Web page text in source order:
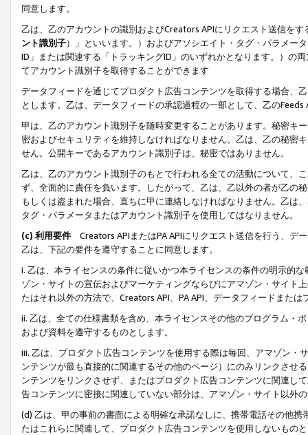
同意します。
乙は、乙のアカウントの識別およびCreators APIにリクエスト送信を
ント識別子）」といいます。）およびアソシエイト・タグ・パラメー
ID」または関連する「トラッキングID」のいずれかとなります。）の
てアカウント識別子を取得することができます
データフィードを通じてプロダクト広告コンテンツを取得する場合、
とします。乙は、データフィードの承認過程の一部として、乙の
甲は、乙のアカウント識別子を随時変更することがあります。秘密キ
密およびセキュリティを維持しなければなりません。乙は、乙の秘密
せん。公開キーであるアカウント識別子は、秘密ではありません。
乙は、乙のアカウント識別子のもとで行われる全ての活動について、
ず、全面的に責任を負います。したがって、乙は、乙以外の者が乙の
もしくは盗まれた場合、直ちに甲に連絡しなければなりません。乙は
タグ・パラメータまたはアカウント識別子を使用してはなりません。
(c) 利用要件 Creators APIまたはPA APIにリクエスト送信を行う、デ
乙は、下記の要件を遵守することに同意します。
i. 乙は、本ライセンスの条件に従いかつ本ライセンスの条件の明示的
ゾン・サイトの宣伝およびマーケティングならびにアマゾン・サイト
たはそれ以外の方法で、Creators API、PA API、データフィードまた
ii. 乙は、全ての仕様書類を含め、本ライセンスその他のプログラム・
および資料を遵守するものとします。
iii. 乙は、プロダクト広告コンテンツを使用する際は毎回、アマゾン
ンテンツが最も直接的に関連するその他のページ）にのみリンクさせ
ンテンツをリンクさせず、またはプロダクト広告コンテンツに関連し
告コンテンツに密接に関連していない部分は、アマゾン・サイト以外
(d) 乙は、甲の事前の書面による明確な承諾なしに、携帯電話その他
たはこれらに関連して、プロダクト広告コンテンツを使用しないもの